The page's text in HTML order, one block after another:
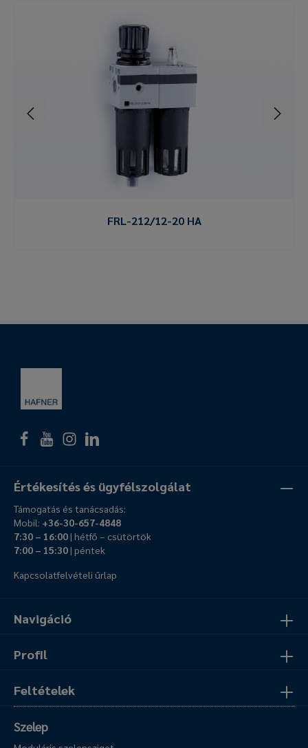
FRL-212/12-20 HA
Navigáció
Profil
Feltételek
Értékesítés és ügyfélszolgálat
Támogatás és tanácsadás:
Mobil: +36-30-657-4848
7:30 – 16:00| hétfő – csütörtök
7:00 – 15:30| péntek
Kapcsolatfelvételi űrlap
Szelep